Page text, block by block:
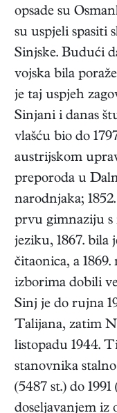
opsade su
su uspjeli spasiti
Sinjske. Budući
vojska bila
je taj uspjeh
Sinjani i danas
vlašću bio do
austrijskom
preporoda u
narodnjaka;
prvu gimnaziju s
jeziku, 1867. bila
čitaonica, a
izborima dobili
Sinj je do rujna
Talijana, zatim
listopadu 1944.
stanovnika stalno
(5487 st.) do
doseljavanjem iz